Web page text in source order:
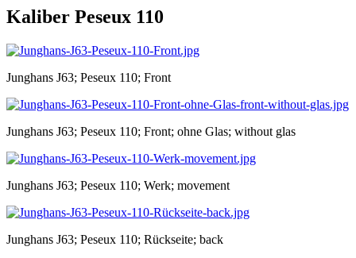
Kaliber Peseux 110
Junghans J63; Peseux 110; Front
Junghans J63; Peseux 110; Front; ohne Glas; without glas
Junghans J63; Peseux 110; Werk; movement
Junghans J63; Peseux 110; Rückseite; back